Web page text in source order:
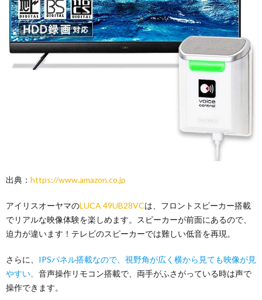
出典： https://www.amazon.co.jp
アイリスオーヤマのLUCA 49UB28VCは、フロントスピーカー搭載
でリアルな映像体験を楽しめます。スピーカーが前面にあるので、
迫力が違います！テレビのスピーカーでは難しい低音を再現。
さらに、 IPSパネル搭載なので、視野角が広く横から見ても映像が見
やすい。 音声操作リモコン搭載で、両手がふさがっている時は声で
操作できます。